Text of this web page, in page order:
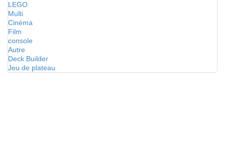
LEGO
Multi
Cinéma
Film
console
Autre
Deck Builder
Jeu de plateau